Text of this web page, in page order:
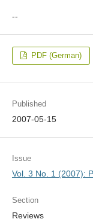
--
PDF (German)
Published
2007-05-15
Issue
Vol. 3 No. 1 (2007):
Section
Reviews